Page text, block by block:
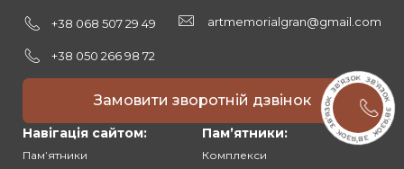
+38 068 507 29 49
+38 050 266 98 72
artmemorialgran@gmail.com
Замовити зворотній дзвінок
Навігація сайтом:
Памʼятники
Памʼятники:
Комплекси